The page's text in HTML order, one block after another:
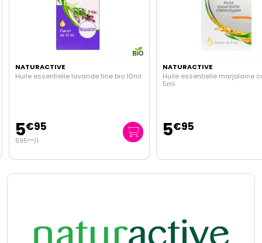
NATURACTIVE
Huile essentielle lavande fine bio 10ml
5€95
595€00/l.
NATURACTIVE
Huile essentielle marjolaine
5ml
5€95